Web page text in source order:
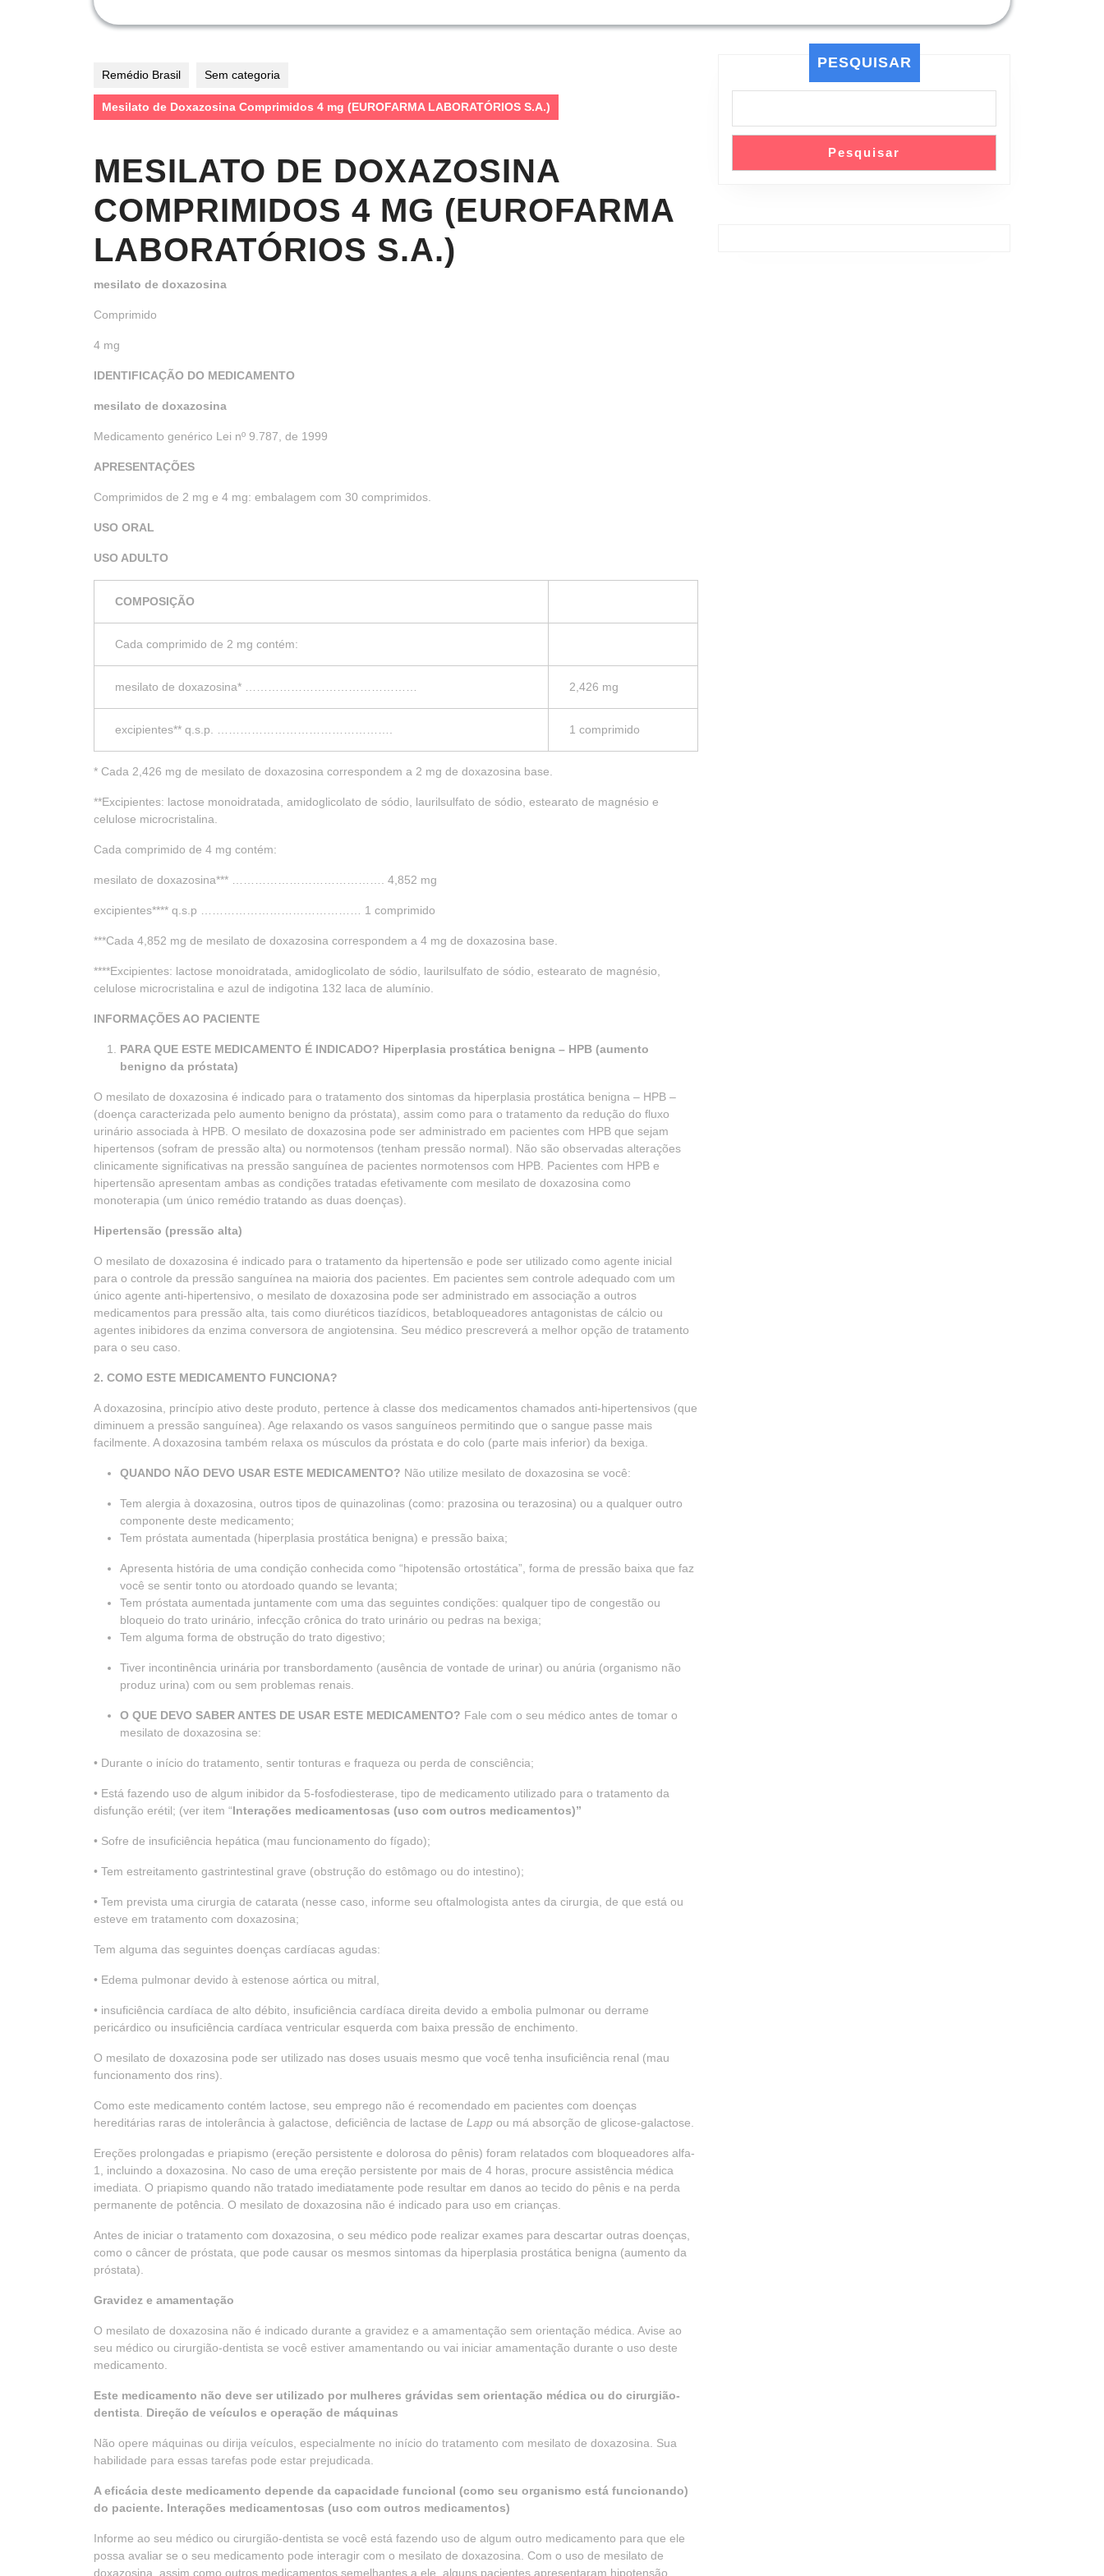
Remédio Brasil Sem categoria
Mesilato de Doxazosina Comprimidos 4 mg (EUROFARMA LABORATÓRIOS S.A.)
MESILATO DE DOXAZOSINA
COMPRIMIDOS 4 MG (EUROFARMA
LABORATÓRIOS S.A.)
mesilato de doxazosina
Comprimido
4 mg
IDENTIFICAÇÃO DO MEDICAMENTO
mesilato de doxazosina
Medicamento genérico Lei nº 9.787, de 1999
APRESENTAÇÕES
Comprimidos de 2 mg e 4 mg: embalagem com 30 comprimidos.
USO ORAL
USO ADULTO
COMPOSIÇÃO
Cada comprimido de 2 mg contém:
mesilato de doxazosina* ……………………………………… 2,426 mg
excipientes** q.s.p. ………………………………………. 1 comprimido
* Cada 2,426 mg de mesilato de doxazosina correspondem a 2 mg de doxazosina base.
**Excipientes: lactose monoidratada, amidoglicolato de sódio, laurilsulfato de sódio, estearato de magnésio e
celulose microcristalina.
Cada comprimido de 4 mg contém:
mesilato de doxazosina*** …………………………………. 4,852 mg
excipientes**** q.s.p …………………………………… 1 comprimido
***Cada 4,852 mg de mesilato de doxazosina correspondem a 4 mg de doxazosina base.
****Excipientes: lactose monoidratada, amidoglicolato de sódio, laurilsulfato de sódio, estearato de magnésio,
celulose microcristalina e azul de indigotina 132 laca de alumínio.
INFORMAÇÕES AO PACIENTE
PARA QUE ESTE MEDICAMENTO É INDICADO? Hiperplasia prostática benigna – HPB (aumento
benigno da próstata)
O mesilato de doxazosina é indicado para o tratamento dos sintomas da hiperplasia prostática benigna – HPB –
(doença caracterizada pelo aumento benigno da próstata), assim como para o tratamento da redução do fluxo
urinário associada à HPB. O mesilato de doxazosina pode ser administrado em pacientes com HPB que sejam
hipertensos (sofram de pressão alta) ou normotensos (tenham pressão normal). Não são observadas alterações
clinicamente significativas na pressão sanguínea de pacientes normotensos com HPB. Pacientes com HPB e
hipertensão apresentam ambas as condições tratadas efetivamente com mesilato de doxazosina como
monoterapia (um único remédio tratando as duas doenças).
Hipertensão (pressão alta)
O mesilato de doxazosina é indicado para o tratamento da hipertensão e pode ser utilizado como agente inicial
para o controle da pressão sanguínea na maioria dos pacientes. Em pacientes sem controle adequado com um
único agente anti-hipertensivo, o mesilato de doxazosina pode ser administrado em associação a outros
medicamentos para pressão alta, tais como diuréticos tiazídicos, betabloqueadores antagonistas de cálcio ou
agentes inibidores da enzima conversora de angiotensina. Seu médico prescreverá a melhor opção de tratamento
para o seu caso.
2. COMO ESTE MEDICAMENTO FUNCIONA?
A doxazosina, princípio ativo deste produto, pertence à classe dos medicamentos chamados anti-hipertensivos (que
diminuem a pressão sanguínea). Age relaxando os vasos sanguíneos permitindo que o sangue passe mais
facilmente. A doxazosina também relaxa os músculos da próstata e do colo (parte mais inferior) da bexiga.
QUANDO NÃO DEVO USAR ESTE MEDICAMENTO? Não utilize mesilato de doxazosina se você:
Tem alergia à doxazosina, outros tipos de quinazolinas (como: prazosina ou terazosina) ou a qualquer outro
componente deste medicamento;
Tem próstata aumentada (hiperplasia prostática benigna) e pressão baixa;
Apresenta história de uma condição conhecida como “hipotensão ortostática”, forma de pressão baixa que faz
você se sentir tonto ou atordoado quando se levanta;
Tem próstata aumentada juntamente com uma das seguintes condições: qualquer tipo de congestão ou
bloqueio do trato urinário, infecção crônica do trato urinário ou pedras na bexiga;
Tem alguma forma de obstrução do trato digestivo;
Tiver incontinência urinária por transbordamento (ausência de vontade de urinar) ou anúria (organismo não
produz urina) com ou sem problemas renais.
O QUE DEVO SABER ANTES DE USAR ESTE MEDICAMENTO? Fale com o seu médico antes de tomar o
mesilato de doxazosina se:
• Durante o início do tratamento, sentir tonturas e fraqueza ou perda de consciência;
• Está fazendo uso de algum inibidor da 5-fosfodiesterase, tipo de medicamento utilizado para o tratamento da
disfunção erétil; (ver item “Interações medicamentosas (uso com outros medicamentos)”
• Sofre de insuficiência hepática (mau funcionamento do fígado);
• Tem estreitamento gastrintestinal grave (obstrução do estômago ou do intestino);
• Tem prevista uma cirurgia de catarata (nesse caso, informe seu oftalmologista antes da cirurgia, de que está ou
esteve em tratamento com doxazosina;
Tem alguma das seguintes doenças cardíacas agudas:
• Edema pulmonar devido à estenose aórtica ou mitral,
• insuficiência cardíaca de alto débito, insuficiência cardíaca direita devido a embolia pulmonar ou derrame
pericárdico ou insuficiência cardíaca ventricular esquerda com baixa pressão de enchimento.
O mesilato de doxazosina pode ser utilizado nas doses usuais mesmo que você tenha insuficiência renal (mau
funcionamento dos rins).
Como este medicamento contém lactose, seu emprego não é recomendado em pacientes com doenças
hereditárias raras de intolerância à galactose, deficiência de lactase de Lapp ou má absorção de glicose-galactose.
Ereções prolongadas e priapismo (ereção persistente e dolorosa do pênis) foram relatados com bloqueadores alfa-
1, incluindo a doxazosina. No caso de uma ereção persistente por mais de 4 horas, procure assistência médica
imediata. O priapismo quando não tratado imediatamente pode resultar em danos ao tecido do pênis e na perda
permanente de potência. O mesilato de doxazosina não é indicado para uso em crianças.
Antes de iniciar o tratamento com doxazosina, o seu médico pode realizar exames para descartar outras doenças,
como o câncer de próstata, que pode causar os mesmos sintomas da hiperplasia prostática benigna (aumento da
próstata).
Gravidez e amamentação
O mesilato de doxazosina não é indicado durante a gravidez e a amamentação sem orientação médica. Avise ao
seu médico ou cirurgião-dentista se você estiver amamentando ou vai iniciar amamentação durante o uso deste
medicamento.
Este medicamento não deve ser utilizado por mulheres grávidas sem orientação médica ou do cirurgião-
dentista Direção de veículos e operação de máquinas
Não opere máquinas ou dirija veículos, especialmente no início do tratamento com mesilato de doxazosina. Sua
habilidade para essas tarefas pode estar prejudicada.
A eficácia deste medicamento depende da capacidade funcional (como seu organismo está funcionando)
do paciente. Interações medicamentosas (uso com outros medicamentos)
Informe ao seu médico ou cirurgião-dentista se você está fazendo uso de algum outro medicamento para que ele
possa avaliar se o seu medicamento pode interagir com o mesilato de doxazosina. Com o uso de mesilato de
doxazosina, assim como outros medicamentos semelhantes a ele, alguns pacientes apresentaram hipotensão
PESQUISAR
Pesquisar